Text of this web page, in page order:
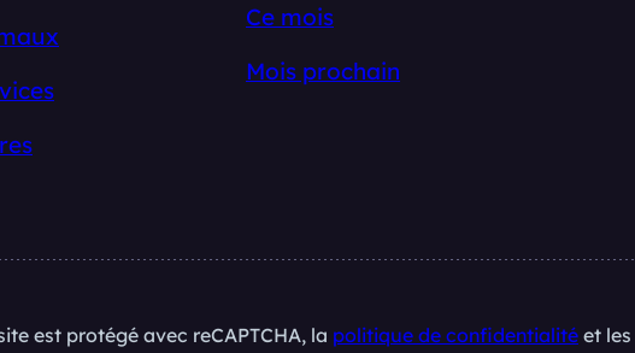
Ce mois
Mois prochain
est protégé avec reCAPTCHA, la politique de confidentialité et les